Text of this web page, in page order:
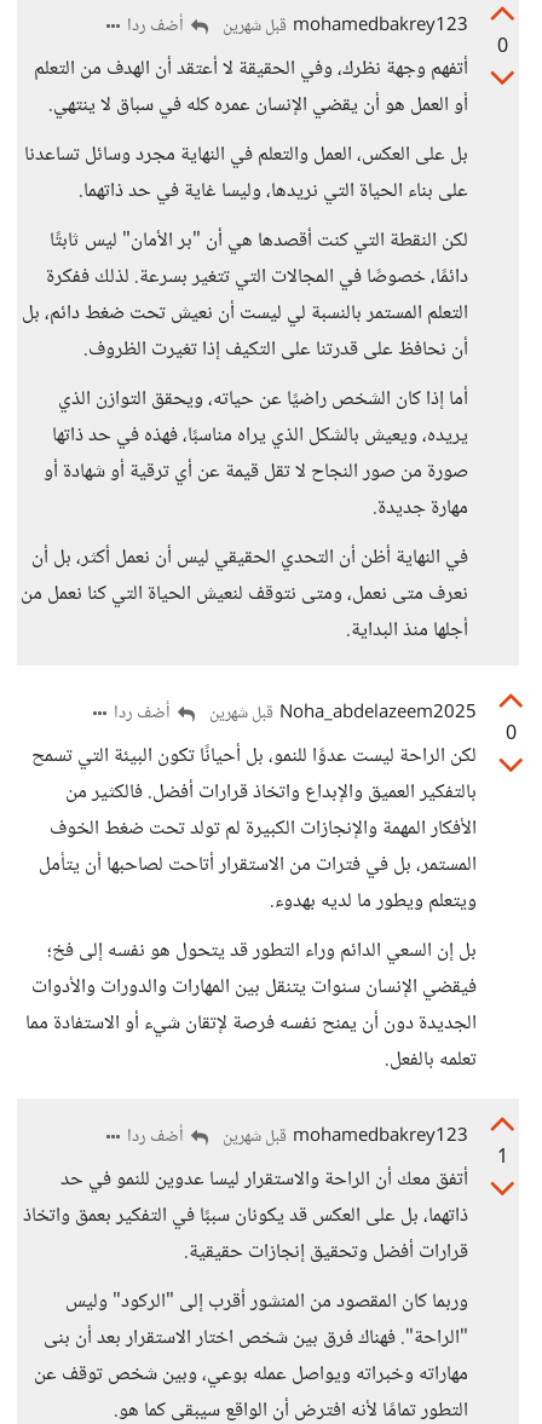
0
mohamedbakrey123 قبل شهرين أضف ردا
أتفهم وجهة نظرك، وفي الحقيقة لا أعتقد أن الهدف من التعلم
أو العمل هو أن يقضي الإنسان عمره كله في سباق لا ينتهي.
بل على العكس، العمل والتعلم في النهاية مجرد وسائل تساعدنا
على بناء الحياة التي نريدها، وليسا غاية في حد ذاتهما.
لكن النقطة التي كنت أقصدها هي أن "بر الأمان" ليس ثابتًا
دائمًا، خصوصًا في المجالات التي تتغير بسرعة. لذلك ففكرة
التعلم المستمر بالنسبة لي ليست أن نعيش تحت ضغط دائم، بل
أن نحافظ على قدرتنا على التكيف إذا تغيرت الظروف.
أما إذا كان الشخص راضيًا عن حياته، ويحقق التوازن الذي
يريده، ويعيش بالشكل الذي يراه مناسبًا، فهذه في حد ذاتها
صورة من صور النجاح لا تقل قيمة عن أي ترقية أو شهادة أو
مهارة جديدة.
في النهاية أظن أن التحدي الحقيقي ليس أن نعمل أكثر، بل أن
نعرف متى نعمل، ومتى نتوقف لنعيش الحياة التي كنا نعمل من
أجلها منذ البداية.
0
Noha_abdelazeem2025 قبل شهرين أضف ردا
لكن الراحة ليست عدوًا للنمو، بل أحيانًا تكون البيئة التي تسمح
بالتفكير العميق والإبداع واتخاذ قرارات أفضل. فالكثير من
الأفكار المهمة والإنجازات الكبيرة لم تولد تحت ضغط الخوف
المستمر، بل في فترات من الاستقرار أتاحت لصاحبها أن يتأمل
ويتعلم ويطور ما لديه بهدوء.
بل إن السعي الدائم وراء التطور قد يتحول هو نفسه إلى فخ؛
فيقضي الإنسان سنوات يتنقل بين المهارات والدورات والأدوات
الجديدة دون أن يمنح نفسه فرصة لإتقان شيء أو الاستفادة مما
تعلمه بالفعل.
1
mohamedbakrey123 قبل شهرين أضف ردا
أتفق معك أن الراحة والاستقرار ليسا عدوين للنمو في حد
ذاتهما، بل على العكس قد يكونان سببًا في التفكير بعمق واتخاذ
قرارات أفضل وتحقيق إنجازات حقيقية.
وربما كان المقصود من المنشور أقرب إلى "الركود" وليس
"الراحة". فهناك فرق بين شخص اختار الاستقرار بعد أن بنى
مهاراته وخبراته ويواصل عمله بوعي، وبين شخص توقف عن
التطور تمامًا لأنه افترض أن الواقع سيبقى كما هو.